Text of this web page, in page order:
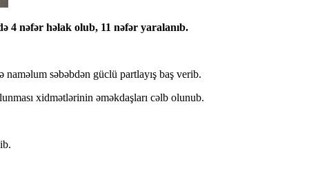
4 nəfər həlak olub, 11 nəfər yaralanıb.
səbəbdən güclü partlayış baş verib.
xidmətlərinin əməkdaşları cəlb olunub.